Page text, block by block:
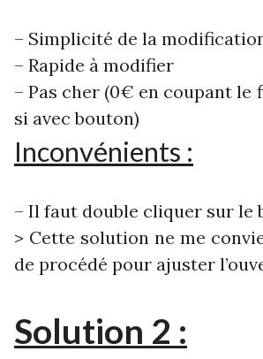
– Simplicité de la
– Rapide à modifier
– Pas cher (0€ en coupant
si avec bouton)
Inconvénients :
– Il faut double cliquer sur
> Cette solution ne me
de procédé pour ajuster
Solution 2 :